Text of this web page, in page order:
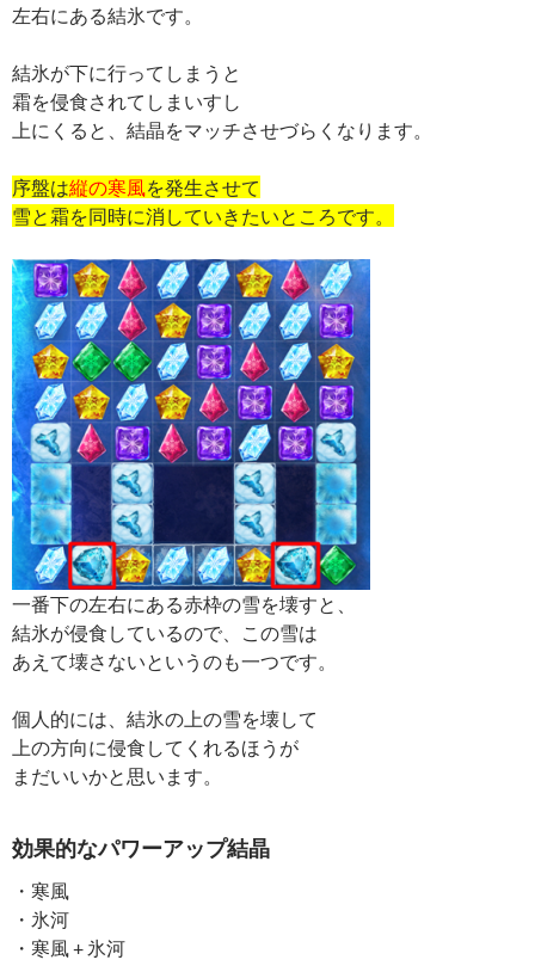
左右にある結氷です。
結氷が下に行ってしまうと
霜を侵食されてしまいすし
上にくると、結晶をマッチさせづらくなります。
序盤は縦の寒風を発生させて
雪と霜を同時に消していきたいところです。
一番下の左右にある赤枠の雪を壊すと、
結氷が侵食しているので、この雪は
あえて壊さないというのも一つです。
個人的には、結氷の上の雪を壊して
上の方向に侵食してくれるほうが
まだいいかと思います。
効果的なパワーアップ結晶
・寒風
・氷河
・寒風 + 氷河